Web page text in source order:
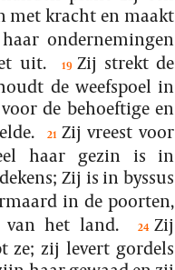
met kracht en maakt
ondernemingen
uit.
19 Zij strekt de
de weefspoel in
de behoeftige en
21 Zij vreest voor
haar gezin is in
Zij is in byssus
in de poorten,
het land.
24 Zij
ze; zij levert gordels